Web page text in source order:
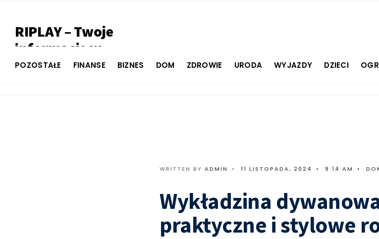
RIPLAY – Twoje
informacje w
jednym miejscu
POZOSTAŁE FINANSE BIZNES DOM ZDROWIE URODA WYJAZDY DZIECI
WRITTEN BY ADMIN • 11 LISTOPADA, 2024 • 9:14 AM •
Wykładzina
praktyczne i stylowe